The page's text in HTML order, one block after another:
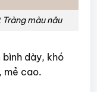
màu nâu
dày, khó
mẻ cao.